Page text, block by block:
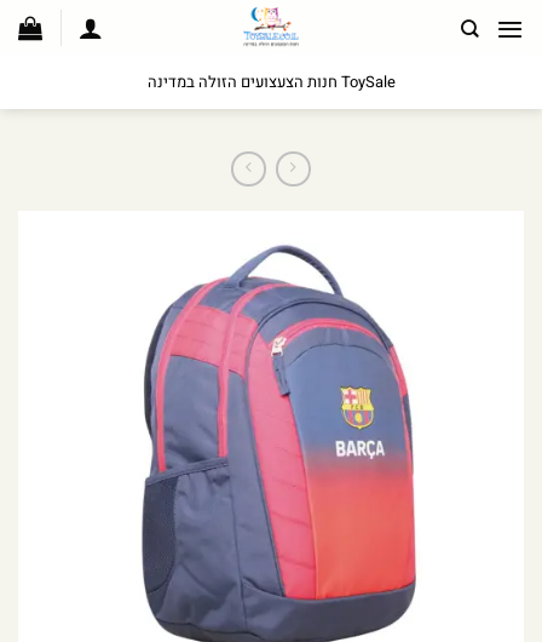
לתוכן
ToySale חנות הצעצועים הזולה במדינה